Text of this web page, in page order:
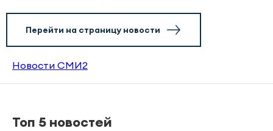
Перейти на страницу новости
Новости СМИ2
Топ 5 новостей